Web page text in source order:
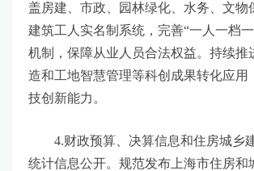
盖房建、市政、园林绿化、水务、文物
建筑工人实名制系统，完善“一人一档
机制，保障从业人员合法权益。持续推
造和工地智慧管理等科创成果转化应用
技创新能力。
4.财政预算、决算信息和住房城乡
统计信息公开。规范发布上海市住房和